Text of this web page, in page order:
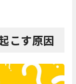
こす原因